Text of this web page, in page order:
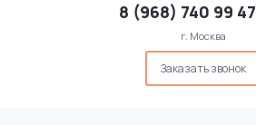
8 (968) 740 99 47
г. Москва
Заказать звонок